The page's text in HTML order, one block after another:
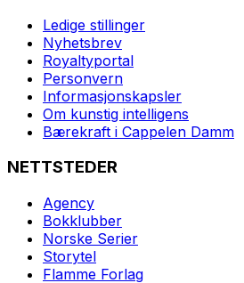
Ledige stillinger
Nyhetsbrev
Royaltyportal
Personvern
Informasjonskapsler
Om kunstig intelligens
Bærekraft i Cappelen Damm
NETTSTEDER
Agency
Bokklubber
Norske Serier
Storytel
Flamme Forlag